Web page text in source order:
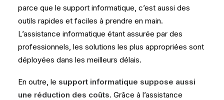
parce que le support informatique, c’est aussi des
outils rapides et faciles à prendre en main.
L’assistance informatique étant assurée par des
professionnels, les solutions les plus appropriées sont
déployées dans les meilleurs délais.
En outre, le support informatique suppose aussi
une réduction des coûts. Grâce à l’assistance